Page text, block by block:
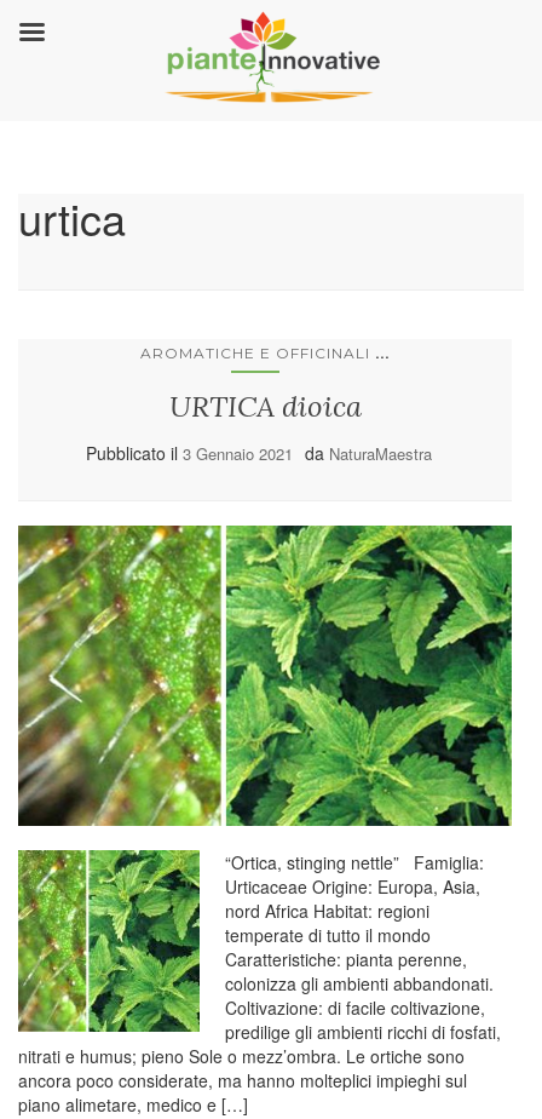
urtica
AROMATICHE E OFFICINALI ...
URTICA dioica
Pubblicato il 3 Gennaio 2021 da NaturaMaestra
“Ortica, stinging nettle” Famiglia:
Urticaceae Origine: Europa, Asia,
nord Africa Habitat: regioni
temperate di tutto il mondo
Caratteristiche: pianta perenne,
colonizza gli ambienti abbandonati.
Coltivazione: di facile coltivazione,
predilige gli ambienti ricchi di fosfati,
nitrati e humus; pieno Sole o mezz’ombra. Le ortiche sono
ancora poco considerate, ma hanno molteplici impieghi sul
piano alimetare, medico e […]